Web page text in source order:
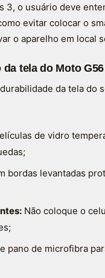
3, o usuário deve
evitar colocar o
o aparelho em local
tela do Moto
da tela do
de vidro
bordas levantadas
Não coloque o
pano de microfibra